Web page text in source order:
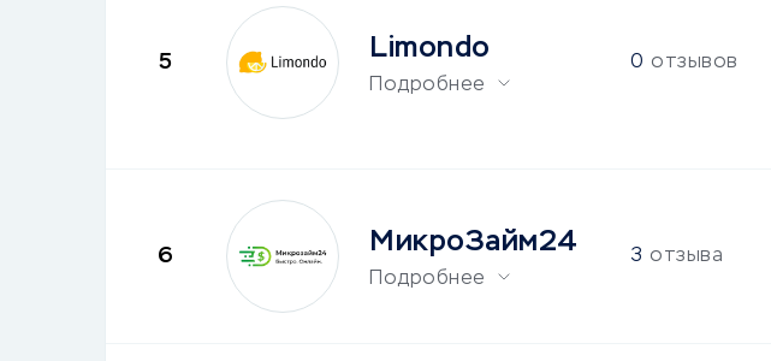
5 Limondo
Подробнее
0 отзывов
6 МикроЗайм24
Подробнее
3 отзыва